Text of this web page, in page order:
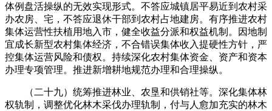
体例盘活操纵的无效实现形式。不答应城镇居平易近到农村采
办农房、宅，不答应退休干部到农村占地建房。有序推进农村
集体运营性扶植用地入市，健全收益分派和权益机制。因地制
宜成长新型农村集体经济，不合错误集体收入提硬性方针，严
控集体运营风险和债权。持续深化农村集体资金、资产和资本
办理专项管理。推进新增耕地规范办理和合理操纵。
（二十九）统筹推进林业、农垦和供销社等。深化集体林
权轨制，调整优化林木采伐办理轨制，付与人愈加充实的林木